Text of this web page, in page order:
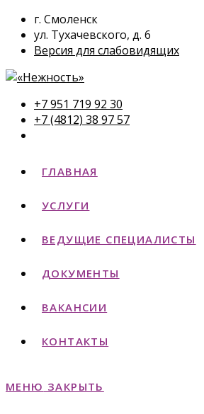
г. Смоленск
ул. Тухачевского, д. 6
Версия для слабовидящих
+7 951 719 92 30
+7 (4812) 38 97 57
ГЛАВНАЯ
УСЛУГИ
ВЕДУЩИЕ СПЕЦИАЛИСТЫ
ДОКУМЕНТЫ
ВАКАНСИИ
КОНТАКТЫ
МЕНЮ ЗАКРЫТЬ